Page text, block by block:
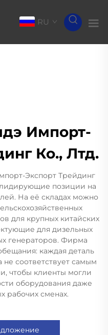
RU
Импорт-
Ко., Лтд.
Экспорт Трейдинг
лидирующие позиции на
На её складах можно
для крупных китайских
для дизельных
генераторов. Фирма
каждая деталь
не соответствует самым
чтобы клиенты могли
оборудования даже
рабочих сменах.